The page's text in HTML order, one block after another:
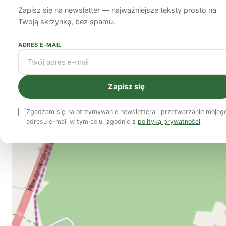
Marcin Wrzos29 lipca 20115 min czytania
Zapisz się na newsletter — najważniejsze teksty prosto na
Twoją skrzynkę, bez spamu.
ADRES E-MAIL
Zapisz się
Zgadzam się na otrzymywanie newslettera i przetwarzanie
adresu e-mail w tym celu, zgodnie z polityką prywatności.